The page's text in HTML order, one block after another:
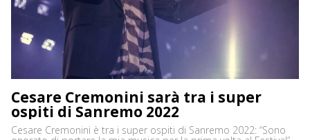
Cesare Cremonini sarà tra i super
ospiti di Sanremo 2022
Cesare Cremonini è tra i super ospiti di Sanremo 2022: “Sono